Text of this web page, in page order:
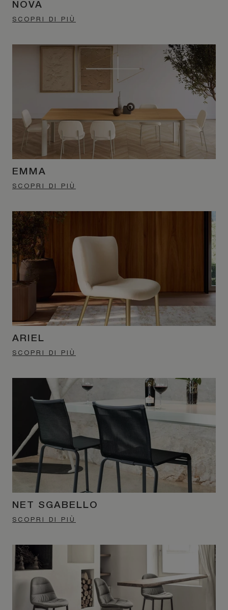
NOVA
SCOPRI DI PIÙ
EMMA
SCOPRI DI PIÙ
ARIEL
SCOPRI DI PIÙ
NET SGABELLO
SCOPRI DI PIÙ